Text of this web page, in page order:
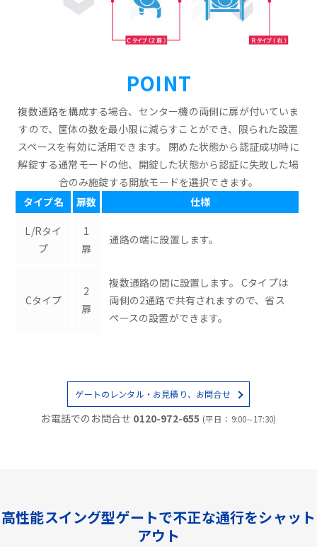
POINT
複数通路を構成する場合、センター機の両側に扉が付いていま
すので、筐体の数を最小限に減らすことができ、限られた設置
スペースを有効に活用できます。 閉めた状態から認証成功時に
解錠する通常モードの他、開錠した状態から認証に失敗した場
合のみ施錠する開放モードを選択できます。
タイプ名
扉数 仕様
L/Rタイ
プ
1
扉
通路の端に設置します。
Cタイプ
2
扉
複数通路の間に設置します。 Cタイプは
両側の2通路で共有されますので、省ス
ペースの設置ができます。
ゲートのレンタル・お見積り、お問合せ
お電話でのお問合せ 0120-972-655 (平日：9:00∼17:30)
高性能スイング型ゲートで不正な通行をシャット
アウト